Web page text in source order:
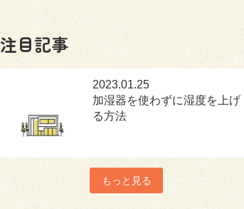
注目記事
2023.01.25
加湿器を使わずに湿度を上げ
る方法
もっと見る